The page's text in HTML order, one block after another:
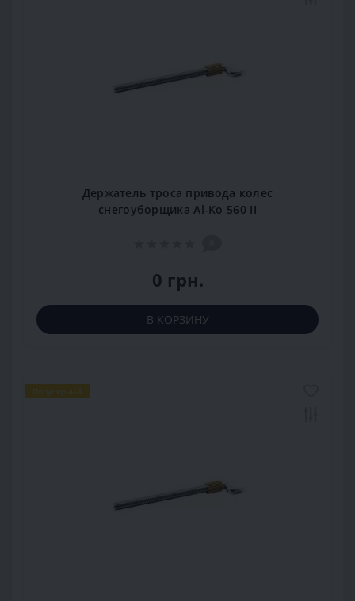
Держатель троса привода колес
снегоуборщика Al-Ko 560 II
0 грн.
В КОРЗИНУ
Популярный